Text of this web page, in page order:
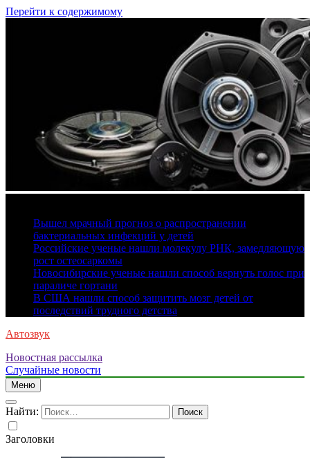
Перейти к содержимому
Вышел мрачный прогноз о распространении
бактериальных инфекций у детей
Российские ученые нашли молекулу РНК, замедляющую
рост остеосаркомы
Новосибирские ученые нашли способ вернуть голос при
параличе гортани
В США нашли способ защитить мозг детей от
последствий трудного детства
Автозвук
Новостная рассылка
Случайные новости
Меню
Найти:
Заголовки